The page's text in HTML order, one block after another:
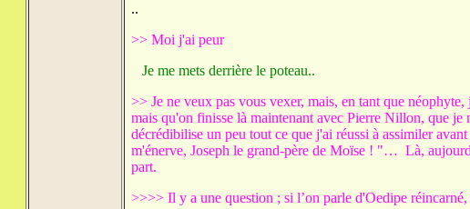
..
>> Moi j'ai peur
Je me mets derrière le poteau..
>> Je ne veux pas vous vexer, mais, en tant que
mais qu'on finisse là maintenant avec Pierre Nillon, que
décrédibilise un peu tout ce que j'ai réussi à assimiler
m'énerve, Joseph le grand-père de Moïse ! "… Là,
part.
>>>> Il y a une question ; si l’on parle d'Oedipe